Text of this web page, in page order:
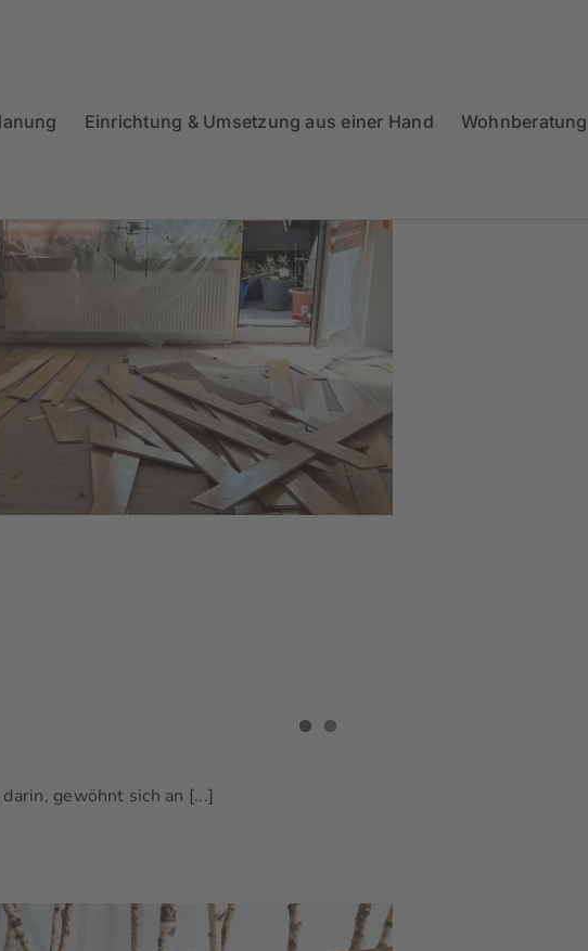
Einrichtung & Umsetzung aus einer Hand Wohnberatung
gewöhnt sich an [...]